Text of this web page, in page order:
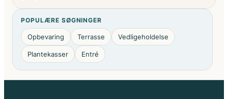
POPULÆRE SØGNINGER
Opbevaring Terrasse Vedligeholdelse
Plantekasser Entré